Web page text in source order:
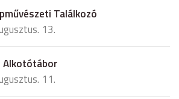
Találkozó
13.
Alkotótábor
11.